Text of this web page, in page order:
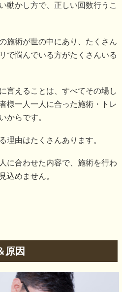
動かし方で、正しい回数行うこ
施術が世の中にあり、たくさん
で悩んでいる方がたくさんいる
言えることは、すべてその場し
様一人一人に合った施術・トレ
からです。
理由はたくさんあります。
に合わせた内容で、施術を行わ
込めません。
原因